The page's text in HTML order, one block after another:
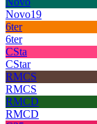
Novo19
6ter
6ter
CSta
CStar
RMCS
RMCS
RMCD
RMCD